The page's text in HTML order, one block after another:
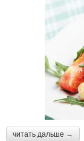
читать дальше →